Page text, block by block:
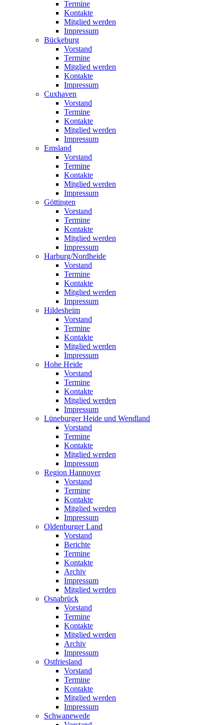
Termine
Kontakte
Mitglied werden
Impressum
Bückeburg
Vorstand
Termine
Mitglied werden
Kontakte
Impressum
Cuxhaven
Vorstand
Termine
Kontakte
Mitglied werden
Impressum
Emsland
Vorstand
Termine
Kontakte
Mitglied werden
Impressum
Göttingen
Vorstand
Termine
Kontakte
Mitglied werden
Impressum
Harburg/Nordheide
Vorstand
Termine
Kontakte
Mitglied werden
Impressum
Hildesheim
Vorstand
Termine
Kontakte
Mitglied werden
Impressum
Hohe Heide
Vorstand
Termine
Kontakte
Mitglied werden
Impressum
Lüneburger Heide und Wendland
Vorstand
Termine
Kontakte
Mitglied werden
Impressum
Region Hannover
Vorstand
Termine
Kontakte
Mitglied werden
Impressum
Oldenburger Land
Vorstand
Berichte
Termine
Kontakte
Archiv
Impressum
Mitglied werden
Osnabrück
Vorstand
Termine
Kontakte
Mitglied werden
Archiv
Impressum
Ostfriesland
Vorstand
Termine
Kontakte
Mitglied werden
Impressum
Schwanewede